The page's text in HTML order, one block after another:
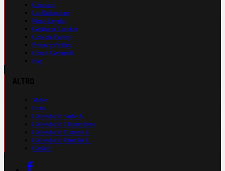
Contatti
La Redazione
Nota Legale
Gestione Cookie
Cookie Policy
Privacy Policy
Cond. Generali
Faq
Video
Foto
Calendario Serie A
Calendario Champions
Calendario Europa L.
Calendario Premier L.
Casinò